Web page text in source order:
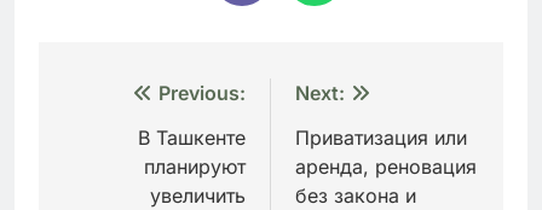
Навигация
записям
Previous:
В Ташкенте
планируют
увеличить
Next:
Приватизация или
аренда, реновация
без закона и